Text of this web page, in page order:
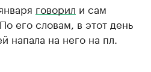
говорил и сам
его словам, в этот день
напала на него на пл.